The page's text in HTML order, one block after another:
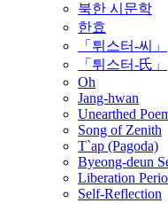
북한 시문학
한효
「튀스터-씨」
「튀스터-氏」
Oh
Jang-hwan
Unearthed
Song of Zenith
T`ap (Pagoda)
Byeong-deun
Liberation
Self-Reflection